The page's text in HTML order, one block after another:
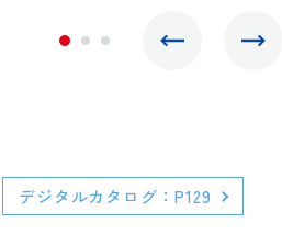
デジタルカタログ：P129